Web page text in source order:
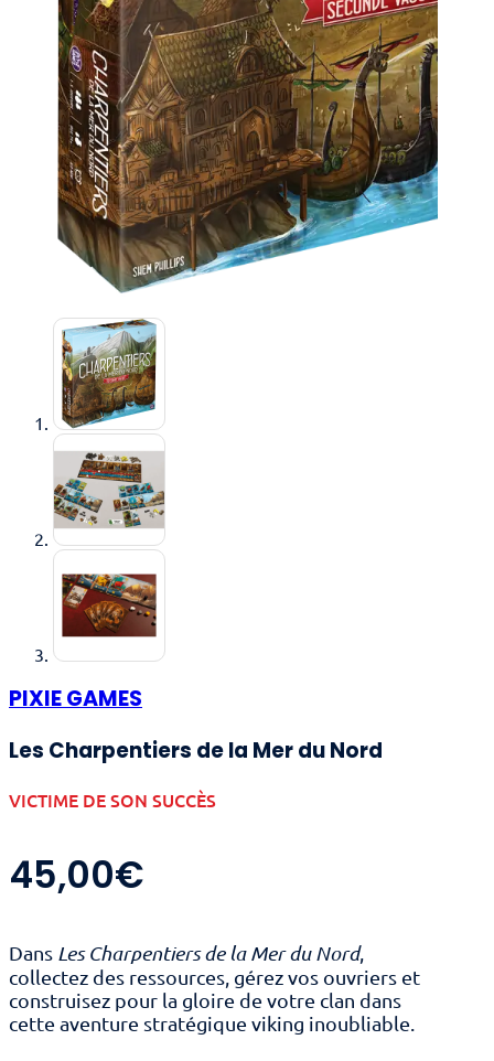
PIXIE GAMES
Les Charpentiers de la Mer du Nord
VICTIME DE SON SUCCÈS
45,00€
Dans Les Charpentiers de la Mer du Nord,
collectez des ressources, gérez vos ouvriers et
construisez pour la gloire de votre clan dans
cette aventure stratégique viking inoubliable.